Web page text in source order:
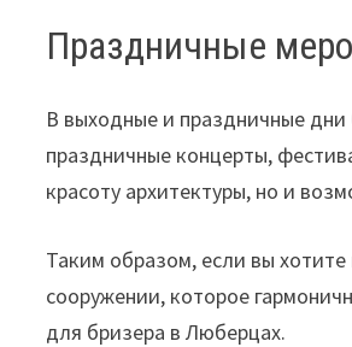
Праздничные
В выходные и праздничные
праздничные концерты,
красоту архитектуры, но и
Таким образом, если вы
сооружении, которое
для бризера в Люберцах.